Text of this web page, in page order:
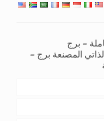
– برج
المصنعة برج –